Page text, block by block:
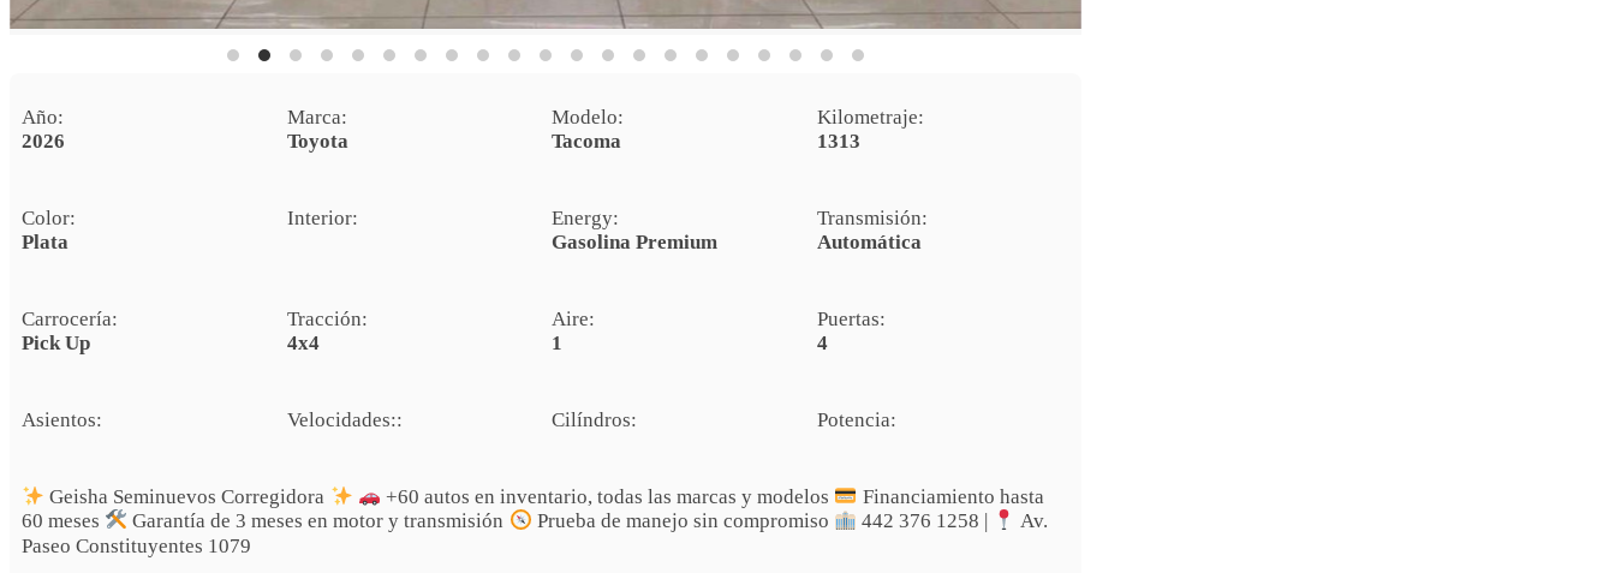
Año:
2026
Marca:
Toyota
Modelo:
Tacoma
Kilometraje:
1313
Color:
Plata
Interior:
Energy:
Gasolina Premium
Transmisión:
Automática
Carrocería:
Pick Up
Tracción:
4x4
Aire:
1
Puertas:
4
Asientos: Velocidades:: Cilíndros: Potencia:
Geisha Seminuevos Corregidora +60 autos en inventario, todas las marcas y modelos
Financiamiento hasta
60 meses
Garantía de 3 meses en motor y transmisión Prueba de manejo sin compromiso 442 376 1258 |
Av.
Paseo Constituyentes 1079